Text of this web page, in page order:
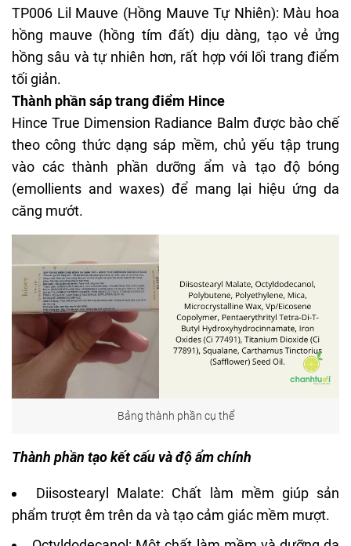
TP006 Lil Mauve (Hồng Mauve Tự Nhiên): Màu hoa
hồng mauve (hồng tím đất) dịu dàng, tạo vẻ ửng
hồng sâu và tự nhiên hơn, rất hợp với lối trang điểm
tối giản.
Thành phần sáp trang điểm Hince
Hince True Dimension Radiance Balm được bào chế
theo công thức dạng sáp mềm, chủ yếu tập trung
vào các thành phần dưỡng ẩm và tạo độ bóng
(emollients and waxes) để mang lại hiệu ứng da
căng mướt.
Bảng thành phần cụ thể
Thành phần tạo kết cấu và độ ẩm chính
Diisostearyl Malate: Chất làm mềm giúp sản
phẩm trượt êm trên da và tạo cảm giác mềm mượt.